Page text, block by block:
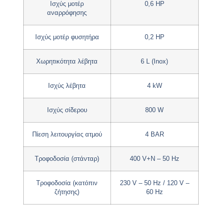
Ισχύς μοτέρ
αναρρόφησης
0,6 HP
Ισχύς μοτέρ φυσητήρα 0,2 HP
Χωρητικότητα λέβητα 6 L (Inox)
Ισχύς λέβητα 4 kW
Ισχύς σίδερου 800 W
Πίεση λειτουργίας ατμού 4 BAR
Τροφοδοσία (στάνταρ) 400 V+N – 50 Hz
Τροφοδοσία (κατόπιν
ζήτησης)
230 V – 50 Hz / 120 V –
60 Hz